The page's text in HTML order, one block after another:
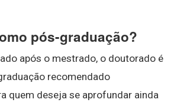
pós-graduação?
após o mestrado, o doutorado é
recomendado
quem deseja se aprofundar ainda